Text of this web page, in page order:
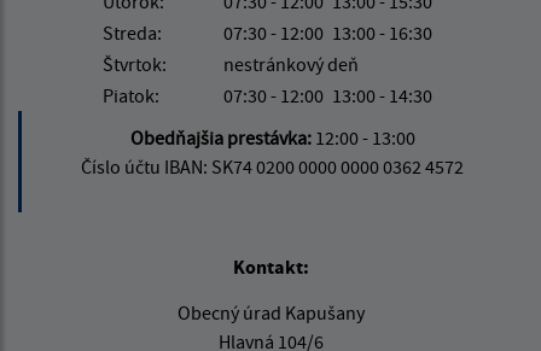
Streda:
07:30 - 12:00 13:00 - 16:30
Štvrtok:
nestránkový deň
Piatok:
07:30 - 12:00 13:00 - 14:30
Obedňajšia prestávka: 12:00 - 13:00
Číslo účtu IBAN: SK74 0200 0000 0000 0362 4572
Kontakt:
Obecný úrad Kapušany
Hlavná 104/6